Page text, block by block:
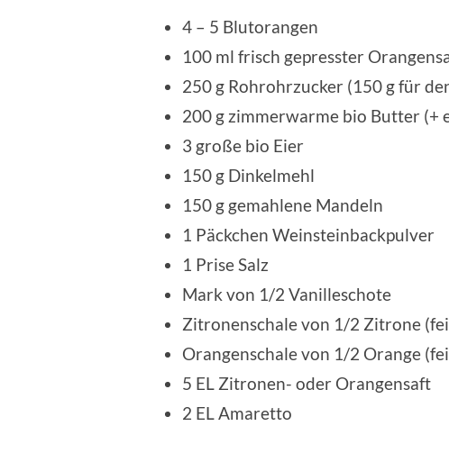
4 – 5 Blutorangen
100 ml frisch gepresster
250 g Rohrohrzucker (150 g für
200 g zimmerwarme bio Butter (+
3 große bio Eier
150 g Dinkelmehl
150 g gemahlene Mandeln
1 Päckchen Weinsteinbackpulver
1 Prise Salz
Mark von 1/2 Vanilleschote
Zitronenschale von 1/2 Zitrone
Orangenschale von 1/2 Orange
5 EL Zitronen- oder Orangensaft
2 EL Amaretto